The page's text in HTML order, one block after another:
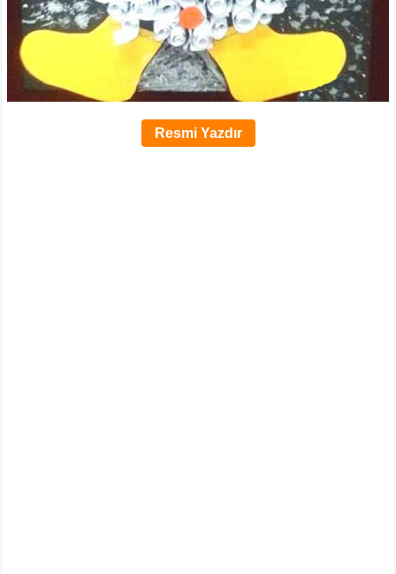
Resmi Yazdır